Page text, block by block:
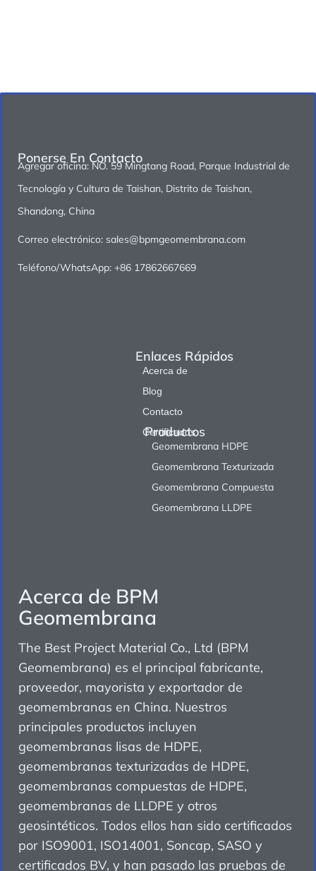
Acerca de BPM
Geomembrana
The Best Project Material Co., Ltd (BPM
Geomembrana) es el principal fabricante,
proveedor, mayorista y exportador de
geomembranas en China. Nuestros
principales productos incluyen
geomembranas lisas de HDPE,
geomembranas texturizadas de HDPE,
geomembranas compuestas de HDPE,
geomembranas de LLDPE y otros
geosintéticos. Todos ellos han sido certificados
por ISO9001, ISO14001, Soncap, SASO y
certificados BV, y han pasado las pruebas de
Enlaces Rápidos
Acerca de
Blog
Contacto
Certificados
Productos
Geomembrana HDPE
Geomembrana Texturizada
Geomembrana Compuesta
Geomembrana LLDPE
Ponerse En Contacto
Agregar oficina: NO. 59 Mingtang Road, Parque Industrial de
Tecnología y Cultura de Taishan, Distrito de Taishan,
Shandong, China
Correo electrónico: sales@bpmgeomembrana.com
Teléfono/WhatsApp: +86 17862667669